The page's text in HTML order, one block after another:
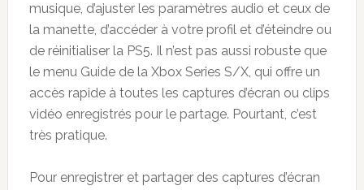
musique, d’ajuster les paramètres audio et ceux de
la manette, d’accéder à votre profil et d’éteindre ou
de réinitialiser la PS5. Il n’est pas aussi robuste que
le menu Guide de la Xbox Series S/X, qui offre un
accès rapide à toutes les captures d’écran ou clips
vidéo enregistrés pour le partage. Pourtant, c’est
très pratique.
Pour enregistrer et partager des captures d’écran